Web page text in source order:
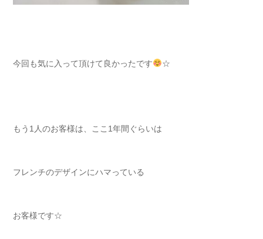
今回も気に入って頂けて良かったです ☆
もう1人のお客様は、ここ1年間ぐらいは
フレンチのデザインにハマっている
お客様です☆